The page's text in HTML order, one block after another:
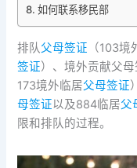
如何联系移民部
排队父母签证 （103境
签证）、境外贡献父
173境外临居父母签证
母签证以及884临居父
限和排队的过程。